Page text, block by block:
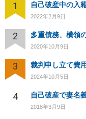
1 自己破産中の入
2022年2月9日
2 多重債務、横領
2020年10月9日
3 裁判申し立て費
2024年10月5日
4 自己破産で妻名
2018年3月9日